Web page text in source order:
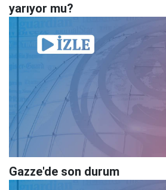
yarıyor mu?
Gazze'de son durum